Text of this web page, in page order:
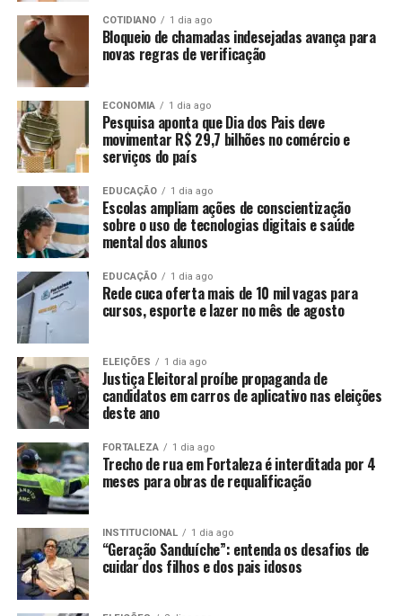
COTIDIANO 1 dia ago
Bloqueio de chamadas indesejadas avança para
novas regras de verificação
ECONOMIA 1 dia ago
Pesquisa aponta que Dia dos Pais deve
movimentar R$ 29,7 bilhões no comércio e
serviços do país
EDUCAÇÃO 1 dia ago
Escolas ampliam ações de conscientização
sobre o uso de tecnologias digitais e saúde
mental dos alunos
EDUCAÇÃO 1 dia ago
Rede cuca oferta mais de 10 mil vagas para
cursos, esporte e lazer no mês de agosto
ELEIÇÕES 1 dia ago
Justiça Eleitoral proíbe propaganda de
candidatos em carros de aplicativo nas eleições
deste ano
FORTALEZA 1 dia ago
Trecho de rua em Fortaleza é interditada por 4
meses para obras de requalificação
INSTITUCIONAL 1 dia ago
“Geração Sanduíche”: entenda os desafios de
cuidar dos filhos e dos pais idosos